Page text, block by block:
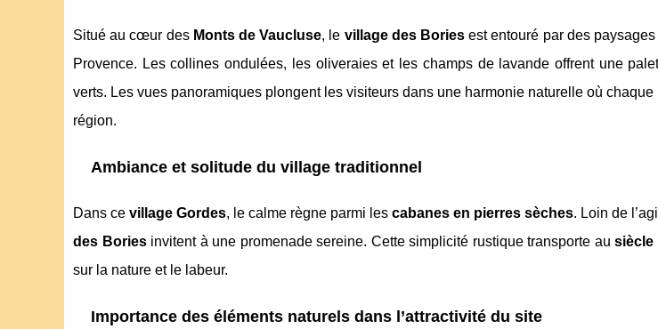
Situé au cœur des Monts de Vaucluse, le village des Bories est entouré par des
Provence. Les collines ondulées, les oliveraies et les champs de lavande offrent une
verts. Les vues panoramiques plongent les visiteurs dans une harmonie naturelle où
région.
Ambiance et solitude du village traditionnel
Dans ce village Gordes, le calme règne parmi les cabanes en pierres sèches. Loin de
des Boriesinvitent à une promenade sereine. Cette simplicité rustique transporte ausiècle
sur la nature et le labeur.
Importance des éléments naturels dans l’attractivité du site